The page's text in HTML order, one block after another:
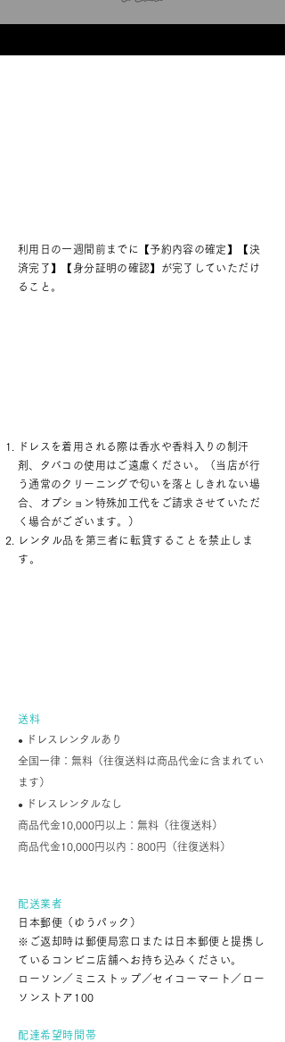
利用日の一週間前までに【予約内容の確定】【決
済完了】【身分証明の確認】が完了していただけ
ること。
ドレスを着用される際は香水や香料入りの制汗
剤、タバコの使用はご遠慮ください。（当店が行
う通常のクリーニングで匂いを落としきれない場
合、オプション特殊加工代をご請求させていただ
く場合がございます。）
レンタル品を第三者に転貸することを禁止しま
す。
送料
●
ドレスレンタルあり
全国一律：無料 （往復送料は商品代金に含まれてい
ます）
●
ドレスレンタルなし
商品代金10,000円以上：無料（往復送料）
商品代金10,000円以内：800円（往復送料）
配送業者
日本郵便（ゆうパック）
※ご返却時は郵便局窓口または日本郵便と提携し
ているコンビニ店舗へお持ち込みください。
ローソン／ミニストップ／セイコーマート／ロー
ソンストア100
配達希望時間帯